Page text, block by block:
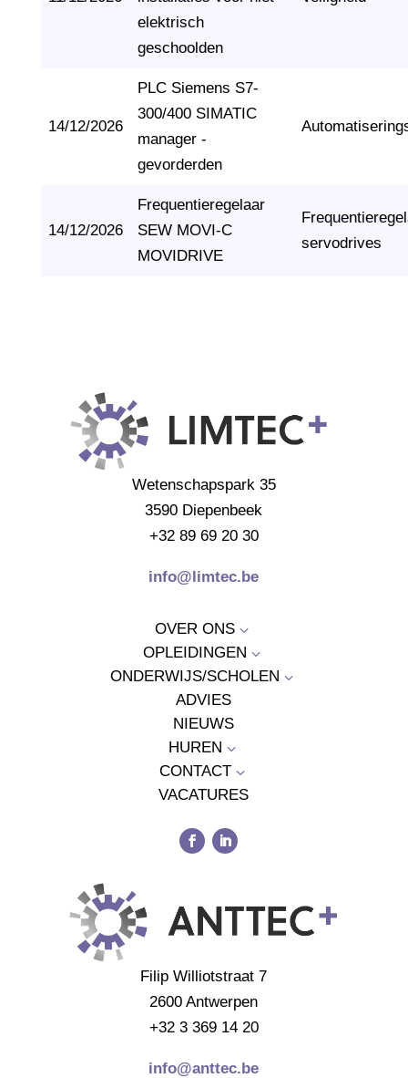
elektrisch
geschoolden
14/12/2026
PLC Siemens S7-
300/400 SIMATIC
manager -
gevorderden
14/12/2026
Frequentieregelaar
SEW MOVI-C
MOVIDRIVE
servodrives
Wetenschapspark 35
3590 Diepenbeek
+32 89 69 20 30
info@limtec.be
OVER ONS 3
OPLEIDINGEN 3
ONDERWIJS/SCHOLEN 3
ADVIES
NIEUWS
HUREN 3
CONTACT3
VACATURES
Filip Williotstraat 7
2600 Antwerpen
+32 3 369 14 20
info@anttec.be